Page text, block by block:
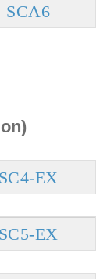
SCA6
EX
EX